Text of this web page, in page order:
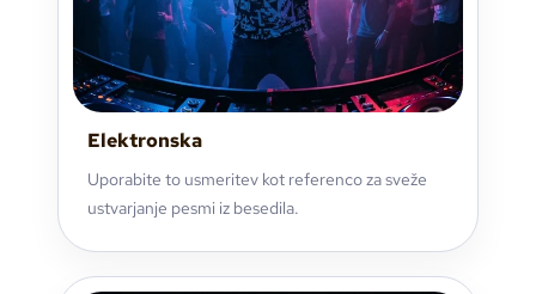
Elektronska
Uporabite to usmeritev kot referenco za sveže
ustvarjanje pesmi iz besedila.